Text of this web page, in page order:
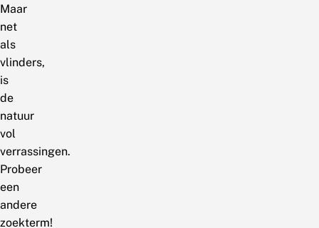
Maar
net
als
vlinders,
is
de
natuur
vol
verrassingen.
Probeer
een
andere
zoekterm!